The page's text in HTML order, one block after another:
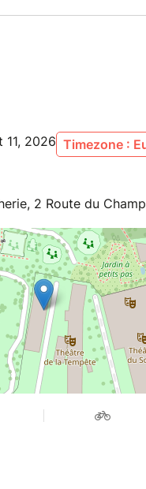
11, 2026 Timezone :
2 Route du